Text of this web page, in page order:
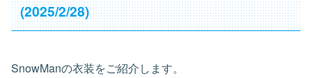
(2025/2/28)
SnowManの衣装をご紹介します。